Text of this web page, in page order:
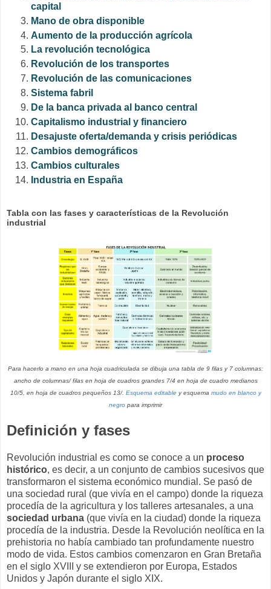
capital
Mano de obra disponible
Aumento de la producción agrícola
La revolución tecnológica
Revolución de los transportes
Revolución de las comunicaciones
Sistema fabril
De la banca privada al banco central
Capitalismo industrial y financiero
Desajuste oferta/demanda y crisis periódicas
Cambios demográficos
Cambios culturales
Industria en España
Tabla con las fases y características de la Revolución
industrial
Para hacerlo a mano en una hoja cuadriculada se dibuja una tabla de 9 filas y 7 columnas:
ancho de columnas/ filas en hoja de cuadros grandes 7/4 en hoja de cuadro medianos
10/5, en hoja de cuadros pequeños 13/. Esquema editabley esquema mudo en blanco y
negro para imprimir
Definición y fases
Revolución industrial es como se conoce a un proceso
histórico, es decir, a un conjunto de cambios sucesivos que
transformaron el sistema económico mundial. Se pasó de
una sociedad rural (que vivía en el campo) donde la riqueza
procedía de la agricultura y los talleres artesanales, a una
sociedad urbana (que vivía en la ciudad) donde la riqueza
procedía de la industria. Desde la Revolución neolítica en la
prehistoria no había cambiado tan profundamente nuestro
modo de vida. Estos cambios comenzaron en Gran Bretaña
en el siglo XVIII y se extendieron por Europa, Estados
Unidos y Japón durante el siglo XIX.